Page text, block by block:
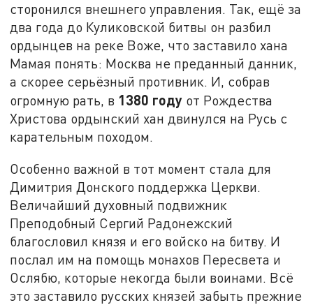
сторонился внешнего управления. Так, ещё за
два года до Куликовской битвы он разбил
ордынцев на реке Воже, что заставило хана
Мамая понять: Москва не преданный данник,
а скорее серьёзный противник. И, собрав
огромную рать, в 1380 году от Рождества
Христова ордынский хан двинулся на Русь с
карательным походом.
Особенно важной в тот момент стала для
Димитрия Донского поддержка Церкви.
Величайший духовный подвижник
Преподобный Сергий Радонежский
благословил князя и его войско на битву. И
послал им на помощь монахов Пересвета и
Ослябю, которые некогда были воинами. Всё
это заставило русских князей забыть прежние